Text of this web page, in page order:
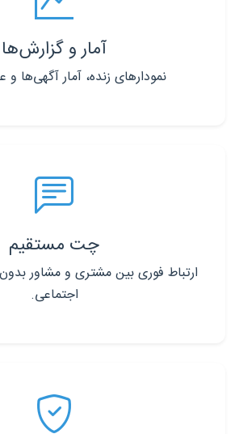
آمار و گزارش‌ها
نمودارهای زنده، آمار آگهی‌ها و
چت مستقیم
ارتباط فوری بین مشتری و مشاور
اجتماعی.